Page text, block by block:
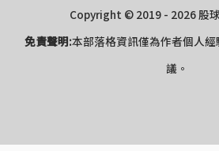
Copyright © 2019 - 2026 股
免責聲明:本部落格資訊僅為作者個人
議。